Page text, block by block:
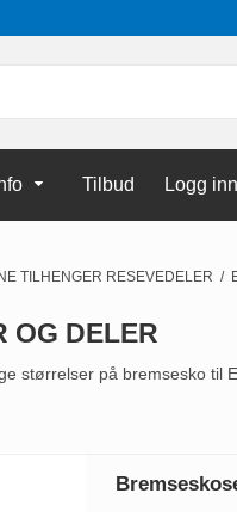
Tilbud Logg inn
TILHENGER RESEVEDELER /
OG DELER
størrelser på bremsesko til